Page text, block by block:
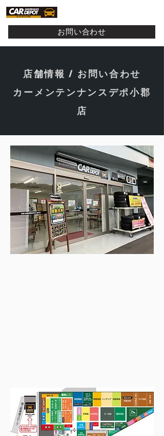
お問い合わせ
店舗情報 / お問い合わせ
​カーメンテンナンスデポ小郡
店
カーメンテナンスデポ小郡店
​住所 〒838-0102
福岡県小郡市津古